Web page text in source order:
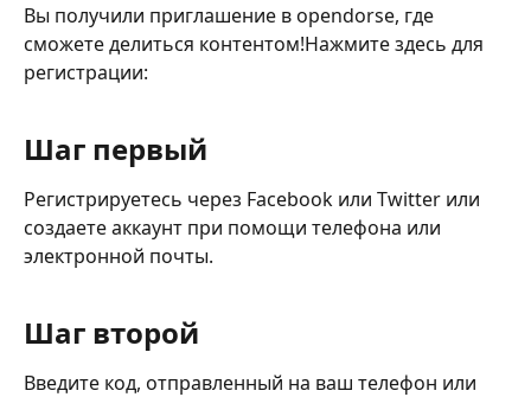
Вы получили приглашение в opendorse, где
сможете делиться контентом!Нажмите здесь для
регистрации:
Шаг первый
Регистрируетесь через Facebook или Twitter или
создаете аккаунт при помощи телефона или
электронной почты.
Шаг второй
Введите код, отправленный на ваш телефон или